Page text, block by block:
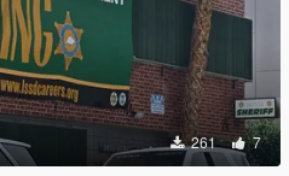
261 7